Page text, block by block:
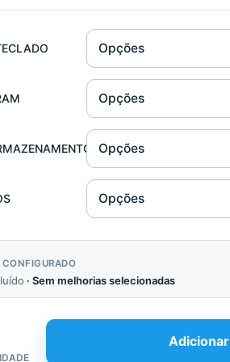
Teclado Opções
Opções
CONFIGURADO
· Sem melhorias selecionadas
Adicionar